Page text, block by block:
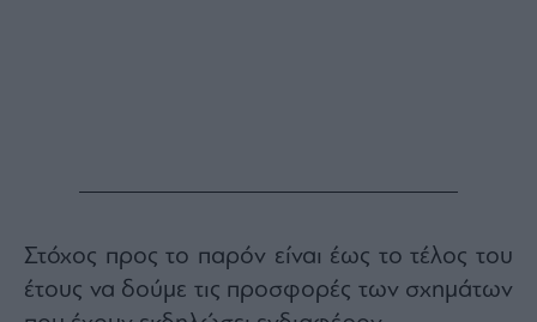
Στόχος προς το παρόν είναι έως το τέλος του
έτους να δούμε τις προσφορές των σχημάτων